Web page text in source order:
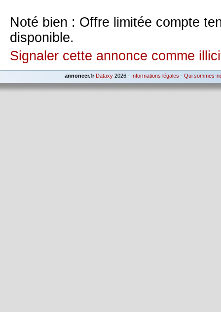
Noté bien : Offre limitée compte
disponible.
Signaler cette annonce comme
annoncer.fr Dataxy 2026 - Informations légales - Qui sommes-